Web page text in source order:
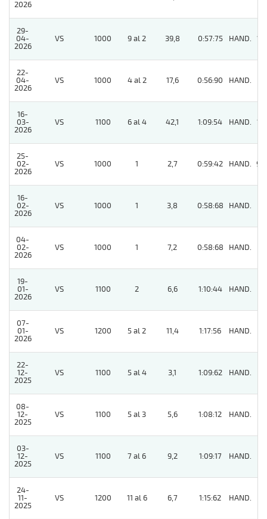
2026
29-
04-
2026
VS 1000 9 al 2 39,8 0:57:75 HAND. 10
22-
04-
2026
VS 1000 4 al 2 17,6 0:56:90 HAND.
16-
03-
2026
VS 1100 6 al 4 42,1 1:09:54 HAND. 14
25-
02-
2026
VS 1000 1 2,7 0:59:42 HAND. 95
16-
02-
2026
VS 1000 1 3,8 0:58:68 HAND.
04-
02-
2026
VS 1000 1 7,2 0:58:68 HAND.
19-
01-
2026
VS 1100 2 6,6 1:10:44 HAND.
07-
01-
2026
VS 1200 5 al 2 11,4 1:17:56 HAND.
22-
12-
2025
VS 1100 5 al 4 3,1 1:09:62 HAND.
08-
12-
2025
VS 1100 5 al 3 5,6 1:08:12 HAND.
03-
12-
2025
VS 1100 7 al 6 9,2 1:09:17 HAND.
24-
11-
2025
VS 1200 11 al 6 6,7 1:15:62 HAND.